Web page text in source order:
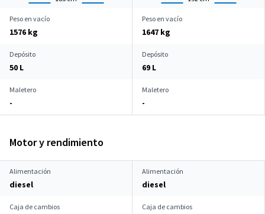
Peso en vacío
1576 kg
Peso en vacío
1647 kg
Depósito
50 L
Depósito
69 L
Maletero
-
Maletero
-
Motor y rendimiento
Alimentación
diesel
Alimentación
diesel
Caja de cambios Caja de cambios